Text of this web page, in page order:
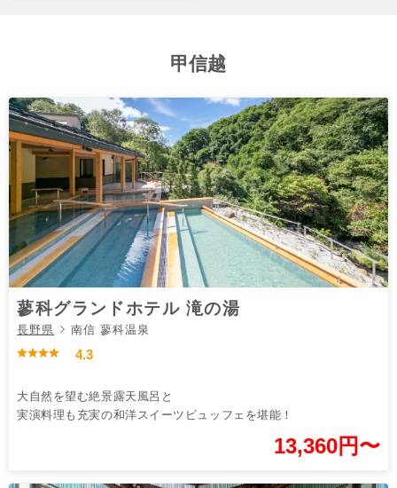
甲信越
蓼科グランドホテル 滝の湯
長野県 南信 蓼科温泉
4.3
大自然を望む絶景露天風呂と
実演料理も充実の和洋スイーツビュッフェを堪能！
13,360円〜